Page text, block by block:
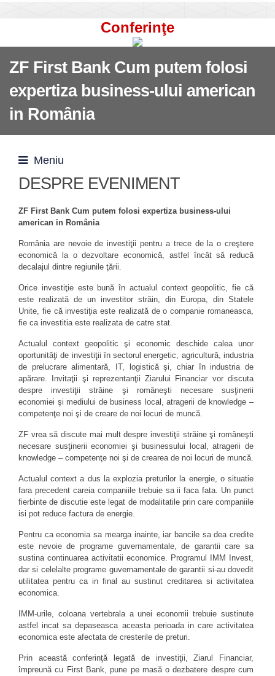
Conferinţe
ZF First Bank Cum putem folosi
expertiza business-ului american
in România
Meniu
DESPRE EVENIMENT
ZF First Bank Cum putem folosi expertiza business-ului
american in România
România are nevoie de investiţii pentru a trece de la o creştere
economică la o dezvoltare economică, astfel încât să reducă
decalajul dintre regiunile ţării.
Orice investiţie este bună în actualul context geopolitic, fie că
este realizată de un investitor străin, din Europa, din Statele
Unite, fie că investiţia este realizată de o companie romaneasca,
fie ca investitia este realizata de catre stat.
Actualul context geopolitic şi economic deschide calea unor
oportunităţi de investiţii în sectorul energetic, agricultură, industria
de prelucrare alimentară, IT, logistică şi, chiar în industria de
apărare. Invitaţii şi reprezentanţii Ziarului Financiar vor discuta
despre investiţii străine şi româneşti necesare susţinerii
economiei şi mediului de business local, atragerii de knowledge –
competenţe noi şi de creare de noi locuri de muncă.
ZF vrea să discute mai mult despre investiţii străine şi româneşti
necesare susţinerii economiei şi businessului local, atragerii de
knowledge – competenţe noi şi de crearea de noi locuri de muncă.
Actualul context a dus la explozia preturilor la energie, o situatie
fara precedent careia companiile trebuie sa ii faca fata. Un punct
fierbinte de discutie este legat de modalitatile prin care companiile
isi pot reduce factura de energie.
Pentru ca economia sa mearga inainte, iar bancile sa dea credite
este nevoie de programe guvernamentale, de garantii care sa
sustina continuarea activitatii economice. Programul IMM Invest,
dar si celelalte programe guvernamentale de garantii si-au dovedit
utilitatea pentru ca in final au sustinut creditarea si activitatea
economica.
IMM-urile, coloana vertebrala a unei economii trebuie sustinute
astfel incat sa depaseasca aceasta perioada in care activitatea
economica este afectata de cresterile de preturi.
Prin această conferinţă legată de investiţii, Ziarul Financiar,
împreună cu First Bank, pune pe masă o dezbatere despre cum